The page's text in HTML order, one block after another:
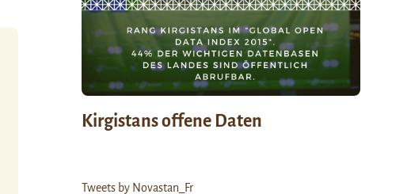
Kirgistans offene Daten
Tweets by Novastan_Fr